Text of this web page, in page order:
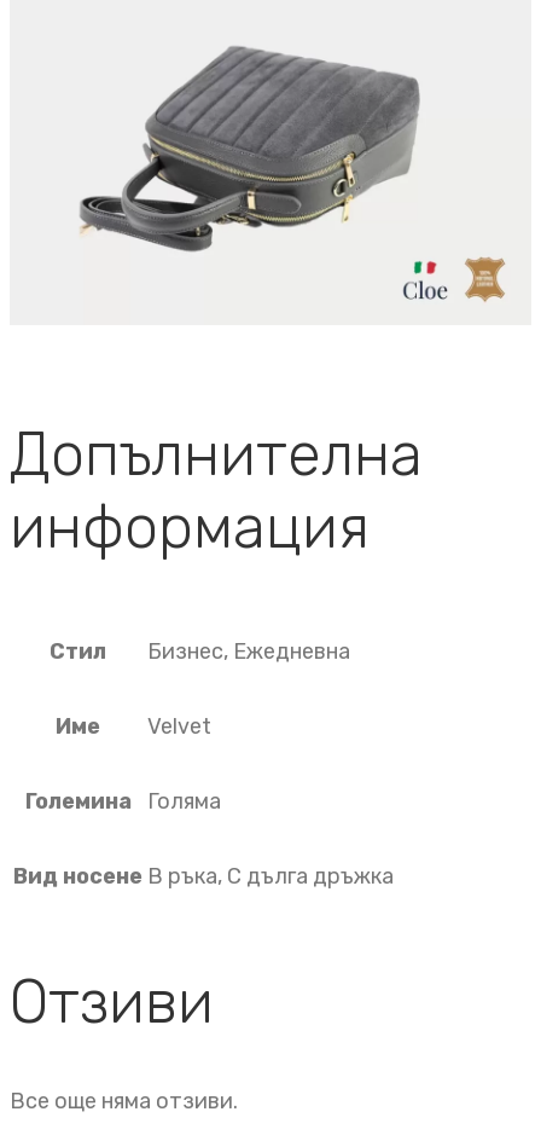
Допълнителна
информация
Стил Бизнес, Ежедневна
Име Velvet
Големина Голяма
Вид носене В ръка, С дълга дръжка
Отзиви
Все още няма отзиви.